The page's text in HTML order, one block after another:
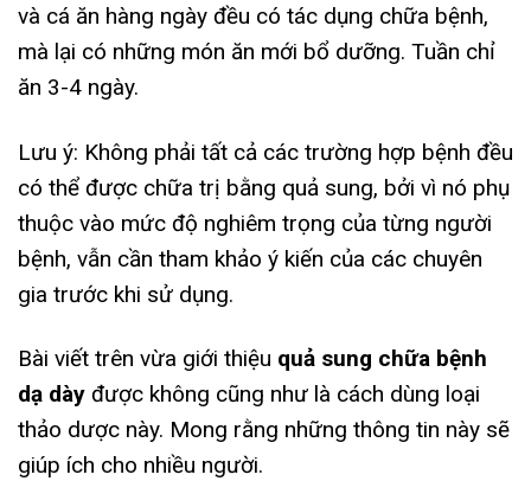
và cá ăn hàng ngày đều có tác dụng chữa bệnh,
mà lại có những món ăn mới bổ dưỡng. Tuần chỉ
ăn 3-4 ngày.
Lưu ý: Không phải tất cả các trường hợp bệnh đều
có thể được chữa trị bằng quả sung, bởi vì nó phụ
thuộc vào mức độ nghiêm trọng của từng người
bệnh, vẫn cần tham khảo ý kiến ​​của các chuyên
gia trước khi sử dụng.
Bài viết trên vừa giới thiệu quả sung chữa bệnh
dạ dày được không cũng như là cách dùng loại
thảo dược này. Mong rằng những thông tin này sẽ
giúp ích cho nhiều người.